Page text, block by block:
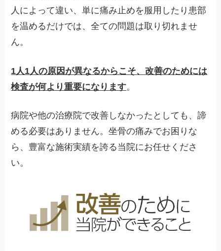
人によって違い、単に痛み止めを服用したり患部
を温めるだけでは、全ての問題は取り切れませ
ん。
1人1人の原因が異なるからこそ、改善のためには
検査が何より重要になります。
病院や他の治療院で改善しなかったとしても、諦
める必要はありません。坐骨の痛みでお困りな
ら、豊富な施術実績を誇る当院にお任せくださ
い。